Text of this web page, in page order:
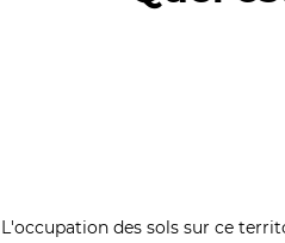
L'occupation des sols sur ce